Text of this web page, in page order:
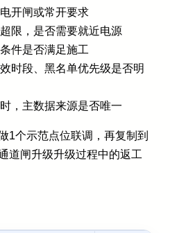
开闸或常开要求
限，是否需要就近电源
件是否满足施工
时段、黑名单优先级是否明
，主数据来源是否唯一
1个示范点位联调，再复制到
道闸升级升级过程中的返工